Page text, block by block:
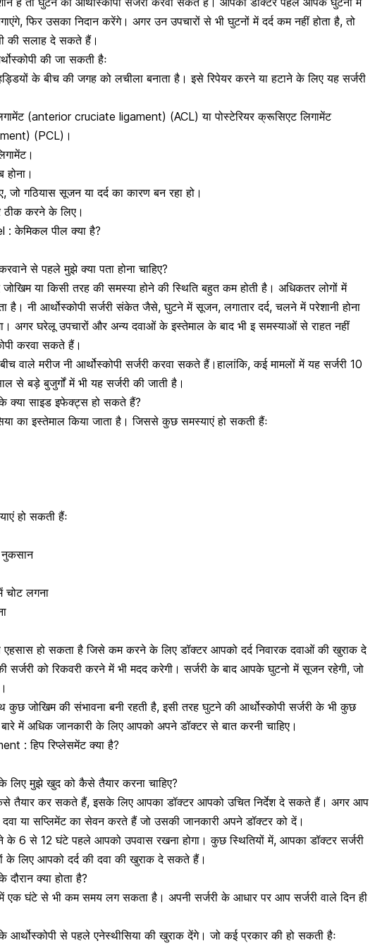
फिर उसका निदान करेंगे। अगर उन उपचारों से भी घुटनों में दर्द कम नहीं होता है, तो
की सलाह दे सकते हैं।
की जा सकती हैः
के बीच की जगह को लचीला बनाता है। इसे रिपेयर करने या हटाने के लिए यह सर्जरी
(anterior cruciate ligament) (ACL) या पोस्टेरियर क्रूसिएट लिगामेंट
(PCL)।
होना।
जो गठियास सूजन यादर्द का कारण बन रहा हो।
ठीक करने के लिए।
: केमिकल पील क्या है?
से पहले मुझे क्या पता होना चाहिए?
जोखिम या किसी तरह की समस्या होने की स्थिति बहुत कम होती है। अधिकतर लोगों में
है। नी आर्थोस्कोपी सर्जरी संकेत जैसे,घुटने में सूजन, लगातार दर्द, चलने में परेशानी होना
अगर घरेलू उपचारों और अन्य दवाओं के इस्तेमाल के बाद भी इ समस्याओं से राहत नहीं
करवा सकते हैं।
वाले मरीज नी आर्थोस्कोपीसर्जरी करवा सकते हैं।हालांकि, कई मामलों में यह सर्जरी 10
बड़े बुजुर्गों में भी यह सर्जरी की जाती है।
के क्या साइड इफेक्ट्स हो सकते हैं?
का इस्तेमाल किया जाता है। जिससे कुछ समस्याएं हो सकती हैंः
हो सकती हैंः
नुकसान
चोट लगना
एहसास हो सकता है जिसे कम करने के लिए डॉक्टर आपको दर्द निवारक दवाओं की खुराक दे
को रिकवरी करने में भी मदद करेगी। सर्जरी के बाद आपके घुटनो में सूजन रहेगी, जो
कुछ जोखिम की संभावना बनी रहती है, इसी तरह घुटने की आर्थोस्कोपीसर्जरी के भी कुछ
में अधिक जानकारी के लिए आपको अपने डॉक्टर से बात करनी चाहिए।
: हिप रिप्लेसमेंट क्या है?
के लिए मुझे खुद को कैसे तैयार करना चाहिए?
तैयार कर सकते हैं, इसके लिए आपका डॉक्टर आपको उचित निर्देश दे सकते हैं। अगर आप
यासप्लिमेंट का सेवनकरते हैं जो उसकी जानकारी अपने डॉक्टर को दें।
के 6 से 12 घंटे पहले आपको उपवास रखना होगा। कुछ स्थितियों में, आपका डॉक्टर सर्जरी
के लिए आपको दर्द की दवा की खुराक दे सकते हैं।
दौरान क्या होता है?
में एक घंटे से भी कम समय लग सकता है। अपनी सर्जरी के आधार पर आप सर्जरी वाले दिन ही
से पहले एनेस्थीसिया की खुराक देंगे। जो कई प्रकार की हो सकती हैः